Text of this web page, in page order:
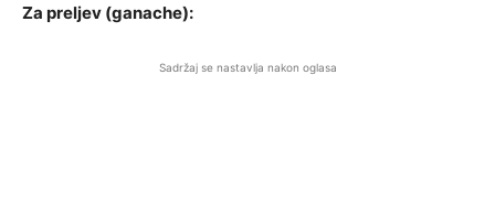
Za preljev (ganache):
Sadržaj se nastavlja nakon oglasa